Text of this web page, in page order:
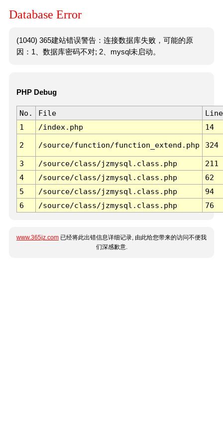
Database Error
(1040) 365建站错误警告：连接数据库失败，可能的原
因：1、数据库密码不对; 2、mysql未启动。
PHP Debug
No. File
Line
1
/index.php 14
2 /source/function/function_extend.php 324
3 /source/class/jzmysql.class.php
211
4
/source/class/jzmysql.class.php
62
5
/source/class/jzmysql.class.php
94
6
/source/class/jzmysql.class.php 76
www.365jz.com 已经将此出错信息详细记录, 由此给您带来的访问不便我
们深感歉意.